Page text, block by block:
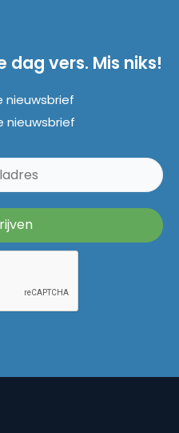
dag vers. Mis niks!
nieuwsbrief
nieuwsbrief